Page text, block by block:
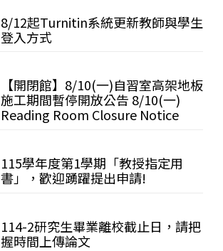
8/12起Turnitin系統更新教師與學生
登入方式
【開閉館】8/10(一)自習室高架地板
施工期間暫停開放公告 8/10(一)
Reading Room Closure Notice
115學年度第1學期「教授指定用
書」，歡迎踴躍提出申請!
114-2研究生畢業離校截止日，請把
握時間上傳論文